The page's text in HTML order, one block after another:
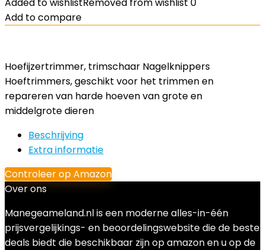
Add to compare
Hoefijzertrimmer, trimschaar Nagelknippers
Hoeftrimmers, geschikt voor het trimmen en
repareren van harde hoeven van grote en
middelgrote dieren
Beschrijving
Extra informatie
Controleer op Amazon
Over ons
Manegeameland.nl is een moderne alles-in-één
prijsvergelijkings- en beoordelingswebsite die de beste
deals biedt die beschikbaar zijn op amazon en u op de